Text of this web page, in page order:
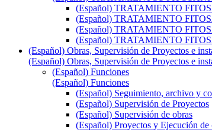
(Español) TRATAMIENTO
(Español) TRATAMIENTO
(Español) TRATAMIENTO
(Español) TRATAMIENTO
(Español) Obras, Supervisión de Proyectos e
(Español) Obras, Supervisión de Proyectos e
(Español) Funciones
(Español) Funciones
(Español) Seguimiento, archivo y
(Español) Supervisión de Proyectos
(Español) Supervisión de obras
(Español) Proyectos y Ejecución de